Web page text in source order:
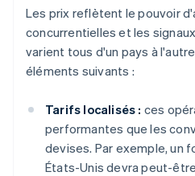
Les prix reflètent le pouvoir
concurrentielles et les
varient tous d'un pays à
éléments suivants :
Tarifs localisés : ces
performantes que les
devises. Par exemple, un
États-Unis devra peut-